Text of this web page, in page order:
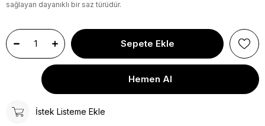
sağlayan dayanıklı bir saz türüdür.
İstek Listeme Ekle